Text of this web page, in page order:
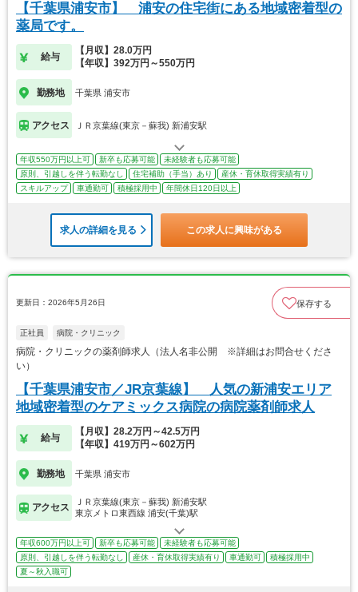
【千葉県浦安市】 浦安の住宅街にある地域密着型の
薬局です。
給与
【月収】28.0万円
【年収】392万円～550万円
勤務地 千葉県 浦安市
アクセス ＪＲ京葉線(東京－蘇我) 新浦安駅
年収550万円以上可 新卒も応募可能
未経験者も応募可能
原則、引越しを伴う転勤なし
住宅補助（手当）あり
産休・育休取得実績有り
スキルアップ
車通勤可 積極採用中 年間休日120日以上
求人の詳細を見る この求人に興味がある
更新日：2026年5月26日 保存する
正社員 病院・クリニック
病院・クリニックの薬剤師求人（法人名非公開 ※詳細はお問合せくださ
い）
【千葉県浦安市／JR京葉線】 人気の新浦安エリア
地域密着型のケアミックス病院の病院薬剤師求人
給与
【月収】28.2万円～42.5万円
【年収】419万円～602万円
勤務地 千葉県 浦安市
アクセス
ＪＲ京葉線(東京－蘇我) 新浦安駅
東京メトロ東西線 浦安(千葉)駅
年収600万円以上可 新卒も応募可能
未経験者も応募可能
原則、引越しを伴う転勤なし
産休・育休取得実績有り 車通勤可
積極採用中
夏～秋入職可